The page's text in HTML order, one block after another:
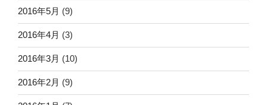
2016年5月 (9)
2016年4月 (3)
2016年3月 (10)
2016年2月 (9)